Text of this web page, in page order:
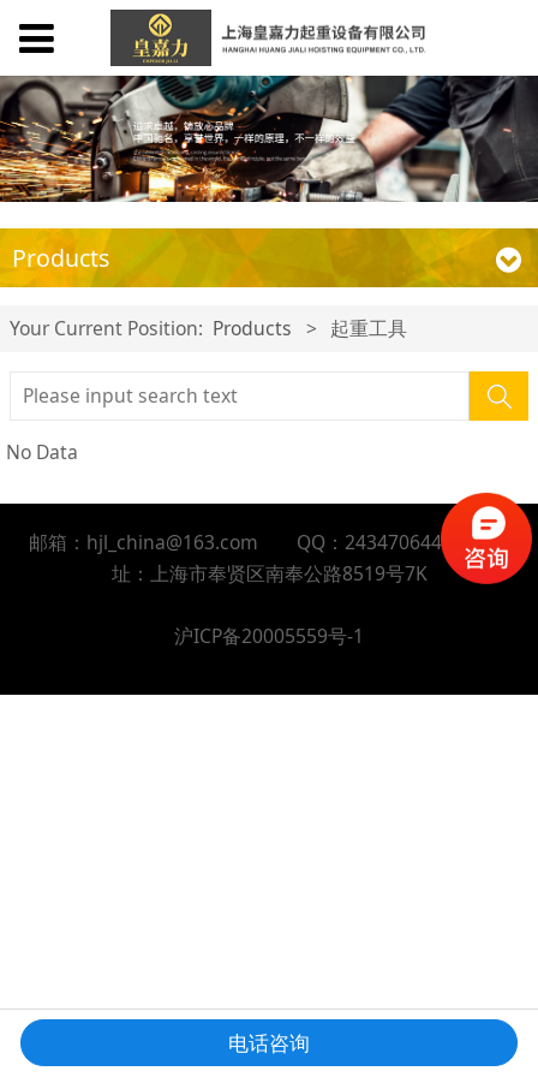
Products
Your Current Position: Products > 起重工具
No Data
邮箱：hjl_china@163.com QQ：2434706448 地
址：上海市奉贤区南奉公路8519号7K
沪ICP备20005559号-1
电话咨询